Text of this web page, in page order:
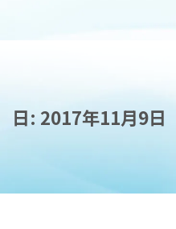
日: 2017年11月9日